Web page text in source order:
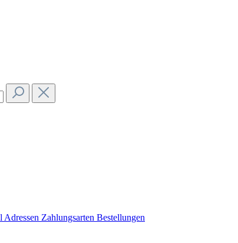
Adressen Zahlungsarten Bestellungen